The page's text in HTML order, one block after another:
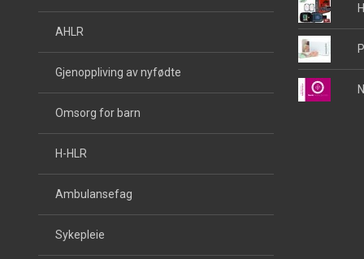
AHLR
Gjenoppliving av nyfødte
Omsorg for barn
H-HLR
Ambulansefag
Sykepleie